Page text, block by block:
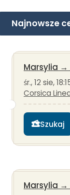
Najnowsze
Marsylia →
śr., 12 sie,
Corsica
Szukaj
Marsylia →